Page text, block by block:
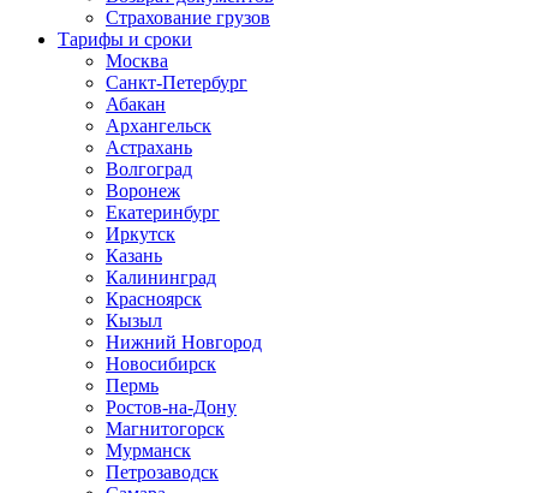
Страхование грузов
Тарифы и сроки
Москва
Санкт-Петербург
Абакан
Архангельск
Астрахань
Волгоград
Воронеж
Екатеринбург
Иркутск
Казань
Калининград
Красноярск
Кызыл
Нижний Новгород
Новосибирск
Пермь
Ростов-на-Дону
Магнитогорск
Мурманск
Петрозаводск